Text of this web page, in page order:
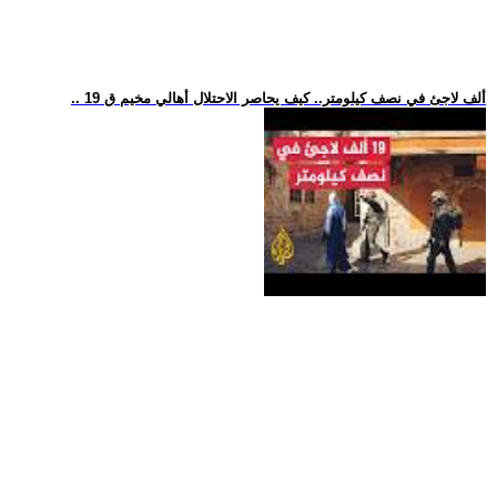
.. 19 ألف لاجئ في نصف كيلومتر.. كيف يحاصر الاحتلال أهالي مخيم ق